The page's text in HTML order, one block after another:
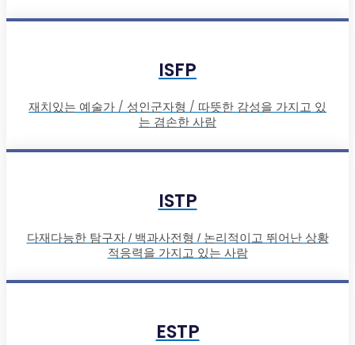
ISFP
재치있는 예술가 / 성인군자형 / 따뜻한 감성을 가지고 있
는 겸손한 사람
ISTP
다재다능한 탐구자 / 백과사전형 / 논리적이고 뛰어난 상황
적응력을 가지고 있는 사람
ESTP